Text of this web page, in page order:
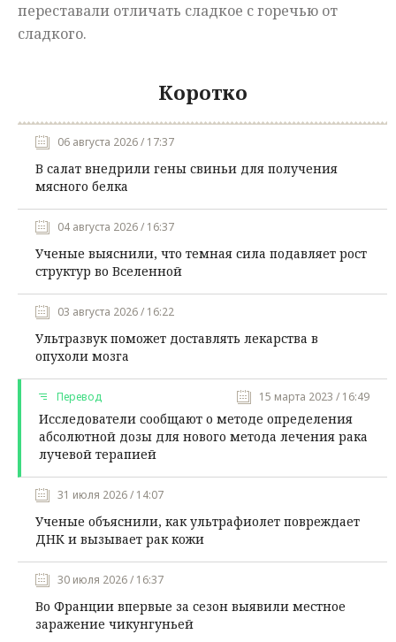
переставали отличать сладкое с горечью от
сладкого.
Коротко
06 августа 2026 / 17:37
В салат внедрили гены свиньи для получения
мясного белка
04 августа 2026 / 16:37
Ученые выяснили, что темная сила подавляет рост
структур во Вселенной
03 августа 2026 / 16:22
Ультразвук поможет доставлять лекарства в
опухоли мозга
Перевод 15 марта 2023 / 16:49
Исследователи сообщают о методе определения
абсолютной дозы для нового метода лечения рака
лучевой терапией
31 июля 2026 / 14:07
Ученые объяснили, как ультрафиолет повреждает
ДНК и вызывает рак кожи
30 июля 2026 / 16:37
Во Франции впервые за сезон выявили местное
заражение чикунгуньей